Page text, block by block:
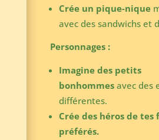
Crée un pique-nique
avec des sandwichs et
Personnages :
Imagine des petits
bonhommes avec des
différentes.
Crée des héros de tes
préférés.